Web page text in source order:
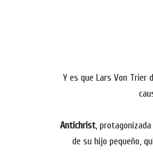
Y es que Lars Von Trier
Antichrist,
de su hijo pequeño,